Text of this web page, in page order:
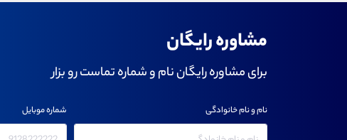
مشاوره رایگان
برای مشاوره رایگان نام و شماره تماست رو بزار
نام و نام خانوادگی شماره موبایل